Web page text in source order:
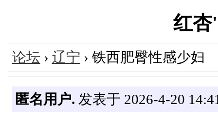
红杏
论坛 › 辽宁 › 铁西肥臀性感少妇
匿名用户. 发表于 2026-4-20